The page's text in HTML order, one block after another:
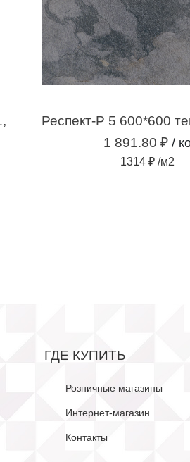
1 891.80 ₽ /
1314 ₽ /м2
ГДЕ КУПИТЬ
Розничные магазины
Интернет-магазин
Контакты